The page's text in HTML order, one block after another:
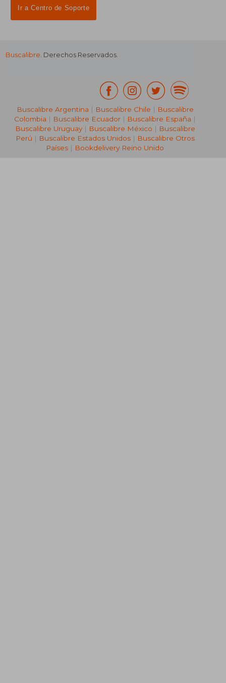
₡ 88.510
Ir a Centro de Soporte
Buscalibre. Derechos Reservados.
Buscalibre Argentina | Buscalibre Chile | Buscalibre
Colombia | Buscalibre Ecuador | Buscalibre España |
Buscalibre Uruguay| Buscalibre México | Buscalibre
Perú | Buscalibre Estados Unidos| Buscalibre Otros
Países | Bookdelivery Reino Unido